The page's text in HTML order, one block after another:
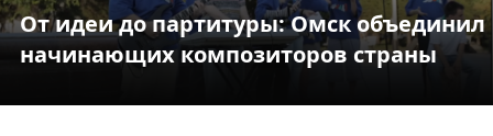
От идеи до партитуры: Омск объединил
начинающих композиторов страны